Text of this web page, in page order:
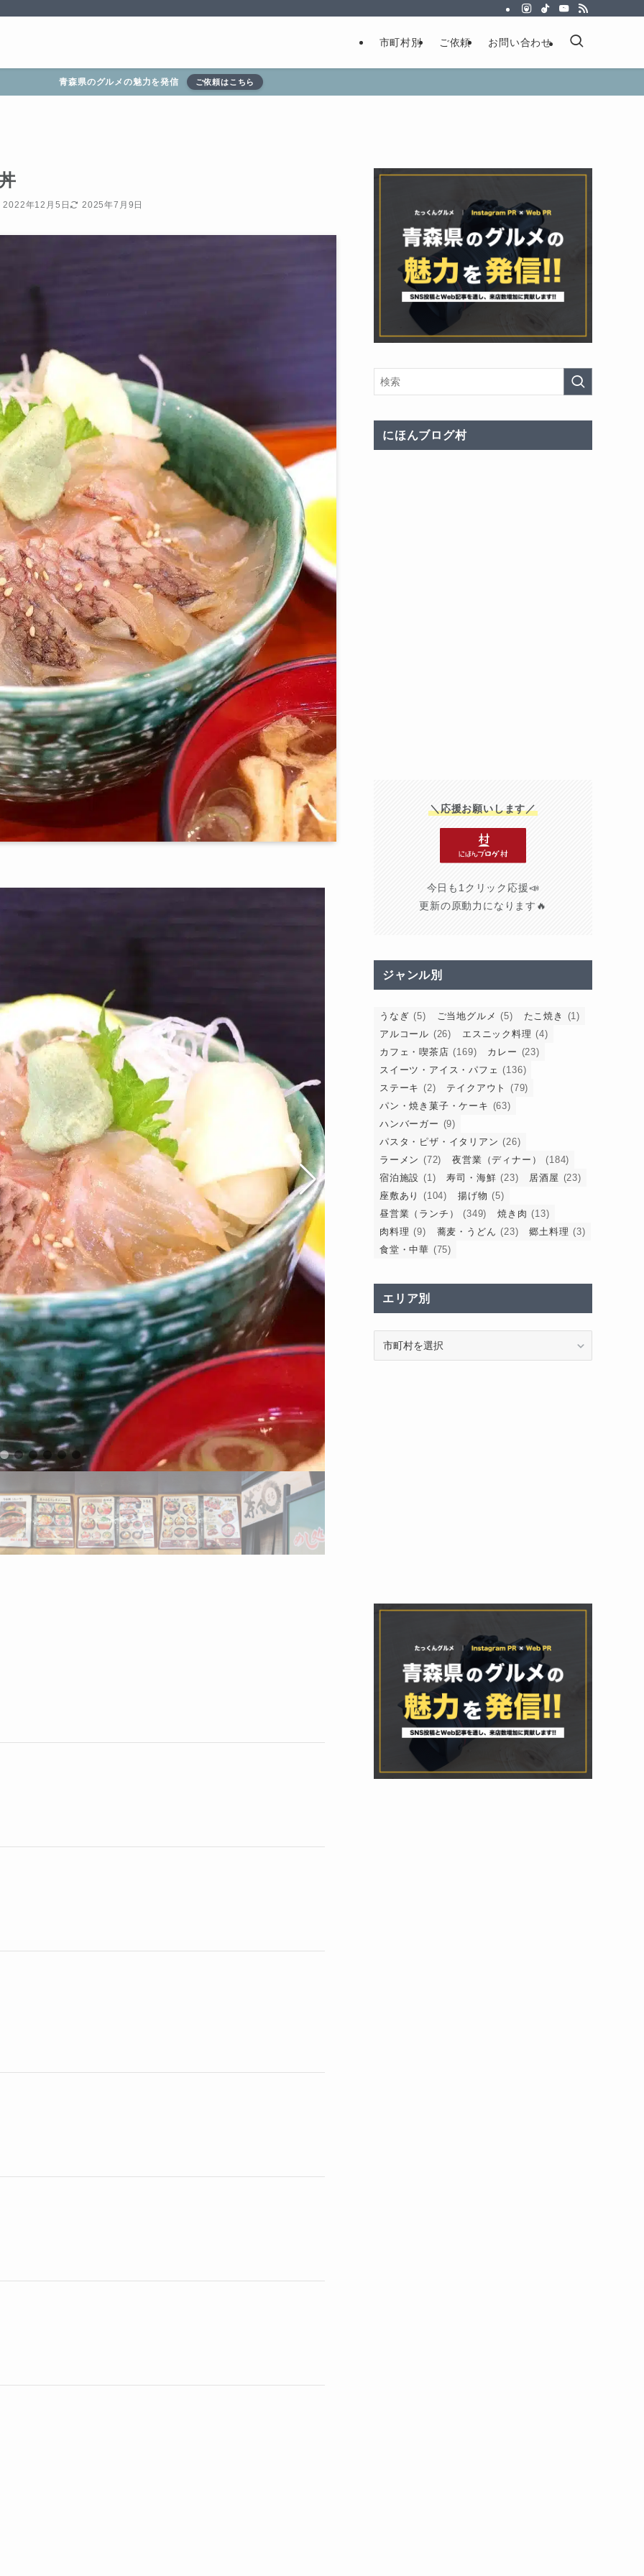
市町村別 ご依頼 お問い合わせ
青森県のグルメの魅力を発信 ご依頼はこちら
2022年12月5日 2025年7月9日
にほんブログ村
＼応援お願いします／
今日も1クリック応援📣
更新の原動力になります🔥
ジャンル別
うなぎ (5) ご当地グルメ (5) たこ焼き
(1)
アルコール (26) エスニック料理 (4)
カフェ・喫茶店 (169) カレー (23)
スイーツ・アイス・パフェ (136)
ステーキ (2) テイクアウト
(79)
パン・焼き菓子・ケーキ (63)
ハンバーガー (9)
パスタ・ピザ・イタリアン (26)
ラーメン (72) 夜営業（ディナー）
(184)
宿泊施設 (1) 寿司・海鮮 (23) 居酒屋 (23)
座敷あり
(104) 揚げ物 (5)
昼営業（ランチ）
(349) 焼き肉 (13)
肉料理 (9) 蕎麦・うどん (23) 郷土料理 (3)
食堂・中華 (75)
エリア別